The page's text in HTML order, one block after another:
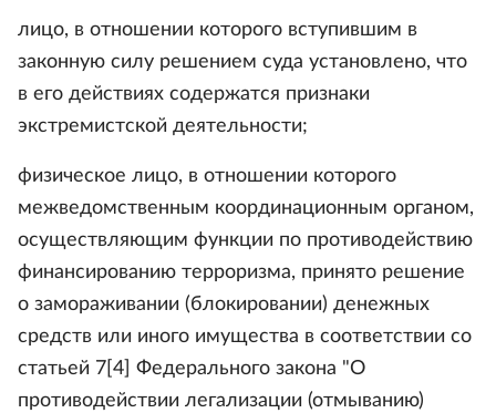
лицо, в отношении которого вступившим в
законную силу решением суда установлено, что
в его действиях содержатся признаки
экстремистской деятельности;
физическое лицо, в отношении которого
межведомственным координационным органом,
осуществляющим функции по противодействию
финансированию терроризма, принято решение
о замораживании (блокировании) денежных
средств или иного имущества в соответствии со
статьей 7[4] Федерального закона "О
противодействии легализации (отмыванию)